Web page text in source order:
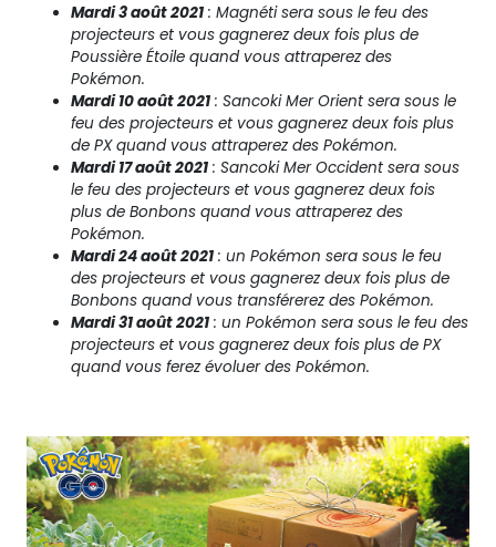
Mardi 3 août 2021 : Magnéti sera sous le feu des
projecteurs et vous gagnerez deux fois plus de
Poussière Étoile quand vous attraperez des
Pokémon.
Mardi 10 août 2021 : Sancoki Mer Orient sera sous le
feu des projecteurs et vous gagnerez deux fois plus
de PX quand vous attraperez des Pokémon.
Mardi 17 août 2021 : Sancoki Mer Occident sera sous
le feu des projecteurs et vous gagnerez deux fois
plus de Bonbons quand vous attraperez des
Pokémon.
Mardi 24 août 2021 : un Pokémon sera sous le feu
des projecteurs et vous gagnerez deux fois plus de
Bonbons quand vous transférerez des Pokémon.
Mardi 31 août 2021 : un Pokémon sera sous le feu des
projecteurs et vous gagnerez deux fois plus de PX
quand vous ferez évoluer des Pokémon.